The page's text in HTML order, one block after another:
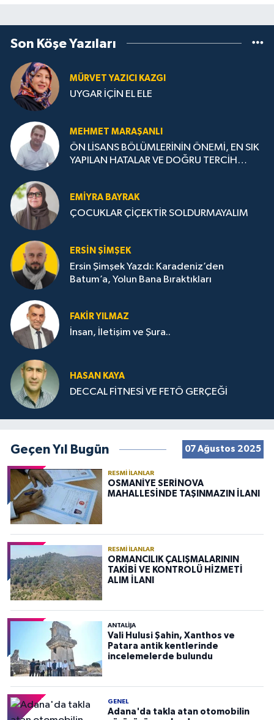
Son Köşe Yazıları
MÜRVET YAZICI KAZGI
UYGAR İÇİN EL ELE
MEHMET MARAŞANLI
ÖN LİSANS BÖLÜMLERİNİN ÖNEMİ, EN SIK
YAPILAN HATALAR VE DOĞRU TERCİH
EMIYRA BAYRAK
ÇOCUKLAR ÇİÇEKTİR SOLDURMAYALIM
ERSIN ŞIMŞEK
Ersin Şimşek Yazdı: Karadeniz’den
Batum’a, Yolun Bana Bıraktıkları
FAKIR YILMAZ
İnsan, İletişim ve Şura..
HASAN KAYA
DECCAL FİTNESİ VE FETÖ GERÇEĞİ
Geçen Yıl Bugün 07 Ağustos 2025
RESMI İLANLAR
OSMANİYE SERİNOVA
MAHALLESİNDE TAŞINMAZIN İLANI
RESMI İLANLAR
ORMANCILIK ÇALIŞMALARININ
TAKİBİ VE KONTROLÜ HİZMETİ
ALIM İLANI
ANTALIJA
Vali Hulusi Şahin, Xanthos ve
Patara antik kentlerinde
incelemelerde bulundu
GENEL
Adana'da takla atan otomobilin